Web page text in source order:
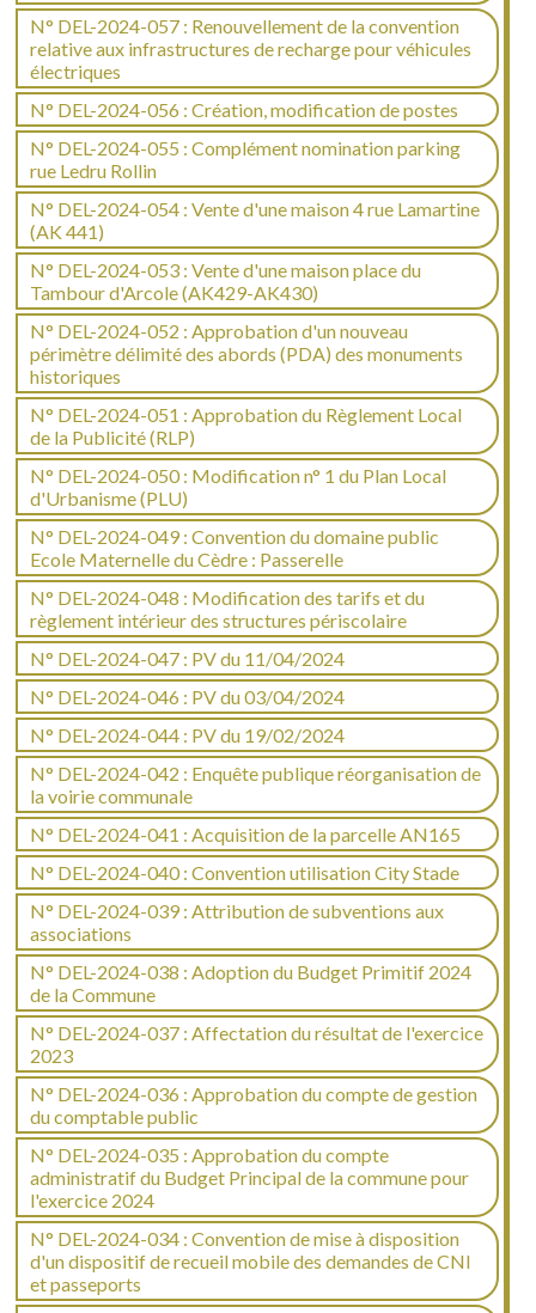
N° DEL-2024-057 : Renouvellement de la convention
relative aux infrastructures de recharge pour véhicules
électriques
N° DEL-2024-056 : Création, modification de postes
N° DEL-2024-055 : Complément nomination parking
rue Ledru Rollin
N° DEL-2024-054 : Vente d'une maison 4 rue Lamartine
(AK 441)
N° DEL-2024-053 : Vente d'une maison place du
Tambour d'Arcole (AK429-AK430)
N° DEL-2024-052 : Approbation d'un nouveau
périmètre délimité des abords (PDA) des monuments
historiques
N° DEL-2024-051 : Approbation du Règlement Local
de la Publicité (RLP)
N° DEL-2024-050 : Modification n° 1 du Plan Local
d'Urbanisme (PLU)
N° DEL-2024-049 : Convention du domaine public
Ecole Maternelle du Cèdre : Passerelle
N° DEL-2024-048 : Modification des tarifs et du
règlement intérieur des structures périscolaire
N° DEL-2024-047 : PV du 11/04/2024
N° DEL-2024-046 : PV du 03/04/2024
N° DEL-2024-044 : PV du 19/02/2024
N° DEL-2024-042 : Enquête publique réorganisation de
la voirie communale
N° DEL-2024-041 : Acquisition de la parcelle AN165
N° DEL-2024-040 : Convention utilisation City Stade
N° DEL-2024-039 : Attribution de subventions aux
associations
N° DEL-2024-038 : Adoption du Budget Primitif 2024
de la Commune
N° DEL-2024-037 : Affectation du résultat de l'exercice
2023
N° DEL-2024-036 : Approbation du compte de gestion
du comptable public
N° DEL-2024-035 : Approbation du compte
administratif du Budget Principal de la commune pour
l'exercice 2024
N° DEL-2024-034 : Convention de mise à disposition
d'un dispositif de recueil mobile des demandes de CNI
et passeports